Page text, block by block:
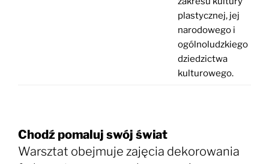
plastycznej, jej
narodowego i
ogólnoludzkiego
dziedzictwa
kulturowego.
Chodź pomaluj swój świat
Warsztat obejmuje zajęcia dekorowania